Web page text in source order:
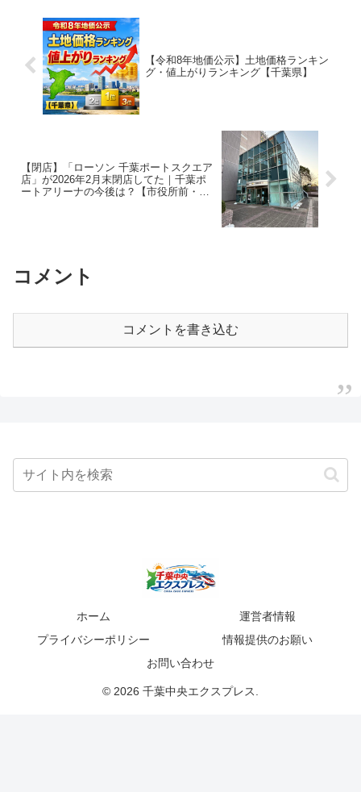
【令和8年地価公示】土地価格ランキン
グ・値上がりランキング【千葉県】
【閉店】「ローソン 千葉ポートスクエア
店」が2026年2月末閉店してた｜千葉ポ
ートアリーナの今後は？【市役所前・千
コメント
コメントを書き込む
ホーム
運営者情報
プライバシーポリシー
情報提供のお願い
お問い合わせ
© 2026 千葉中央エクスプレス.